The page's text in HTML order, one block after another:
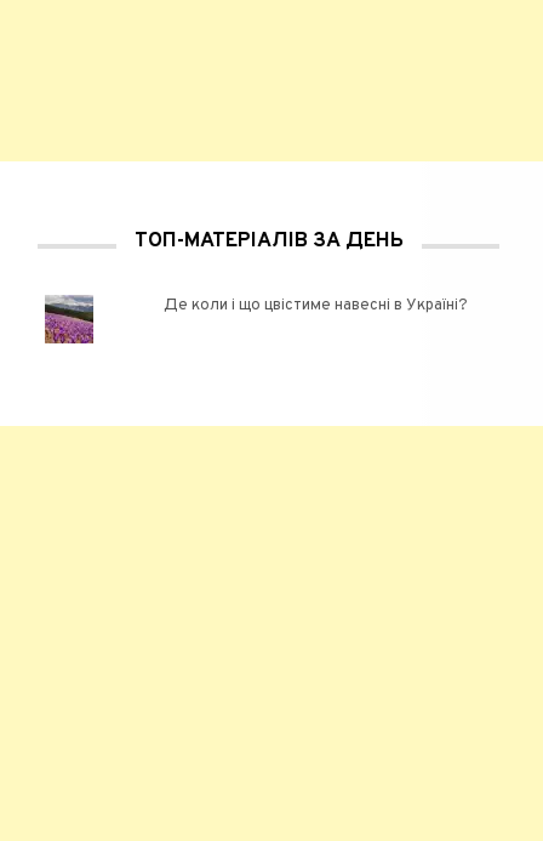
ТОП-МАТЕРІАЛІВ ЗА ДЕНЬ
Де коли і що цвістиме навесні в Україні?